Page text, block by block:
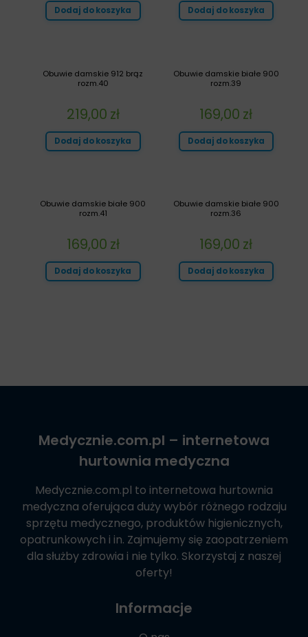
Dodaj do koszyka
Dodaj do koszyka
Obuwie damskie białe 900
rozm.39
169,00 zł
Dodaj do koszyka
Obuwie damskie 912 brąz
rozm.40
219,00 zł
Dodaj do koszyka
Obuwie damskie białe 900
rozm.36
169,00 zł
Dodaj do koszyka
Obuwie damskie białe 900
rozm.41
169,00 zł
Dodaj do koszyka
Medycznie.com.pl – internetowa
hurtownia medyczna
Medycznie.com.pl to internetowa hurtownia
medyczna oferująca duży wybór różnego rodzaju
sprzętu medycznego, produktów higienicznych,
opatrunkowych i in. Zajmujemy się zaopatrzeniem
dla służby zdrowia i nie tylko. Skorzystaj z naszej
oferty!
Informacje